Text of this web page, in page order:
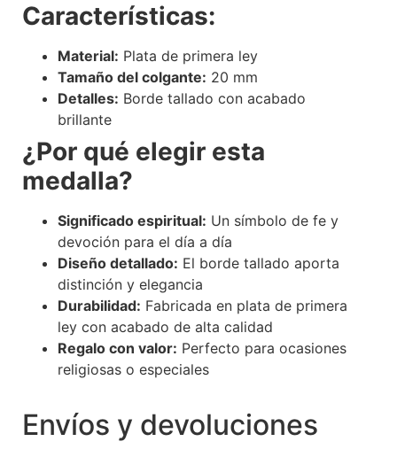
Características:
Material: Plata de primera ley
Tamaño del colgante: 20 mm
Detalles: Borde tallado con acabado
brillante
¿Por qué elegir esta
medalla?
Significado espiritual: Un símbolo de fe y
devoción para el día a día
Diseño detallado: El borde tallado aporta
distinción y elegancia
Durabilidad: Fabricada en plata de primera
ley con acabado de alta calidad
Regalo con valor: Perfecto para ocasiones
religiosas o especiales
Envíos y devoluciones